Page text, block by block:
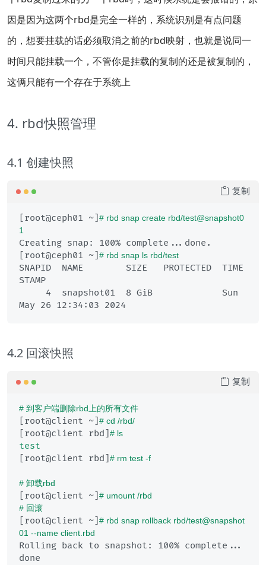
因是因为这两个rbd是完全一样的，系统识别是有点问题
的，想要挂载的话必须取消之前的rbd映射，也就是说同一
时间只能挂载一个，不管你是挂载的复制的还是被复制的，
这俩只能有一个存在于系统上
4. rbd快照管理
4.1 创建快照
[root@ceph01 ~] # rbd snap create rbd/test@snapshot0
1
Creating snap: 100% complete...done.
[root@ceph01 ~] # rbd snap ls rbd/test
SNAPID  NAME        SIZE   PROTECTED  TIME
STAMP
复制
4.2 回滚快照
# 到客户端删除rbd上的所有文件
[root@client ~] # cd /rbd/
[root@client rbd] # ls
test
[root@client rbd] # rm test -f
# 卸载rbd
[root@client ~] # umount /rbd
# 回滚
[root@client ~] # rbd snap rollback rbd/test@snapshot
01 --name client.rbd
Rolling back to snapshot: 100% complete...
复制